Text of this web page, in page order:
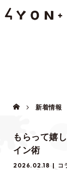
新着情報
もらって嬉
イン術
2026.02.18 コ